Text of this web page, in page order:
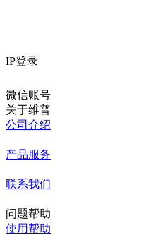
IP登录
微信账号
关于维普
公司介绍
产品服务
联系我们
问题帮助
使用帮助